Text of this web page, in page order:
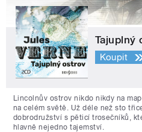
Tajuplný
Koupit
Lincolnův ostrov nikdo nikdy na
na celém světě. Už déle než sto
dobrodružství s pěticí trosečníků,
hlavně nejedno tajemství.